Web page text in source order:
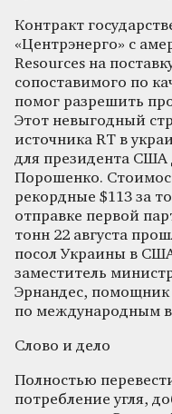
Контракт
«Центрэнерго» с
Resources на
сопоставимого по
помог разрешить
Этот невыгодный
источника RT в
для президента США
Порошенко.
рекордные $113 за
отправке первой
тонн 22 августа
посол Украины в
заместитель
Эрнандес,
по международным
Слово и дело
Полностью
потребление угля,